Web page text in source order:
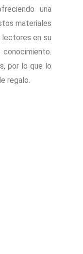
una
materiales
lectores en su
por lo que lo
regalo.